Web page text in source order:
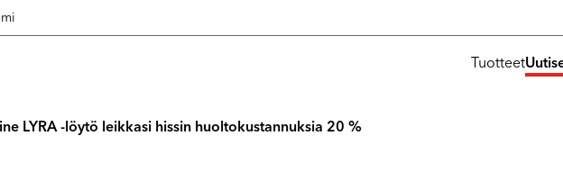
Tuotteet
LYRA -löytö leikkasi hissin huoltokustannuksia 20 %